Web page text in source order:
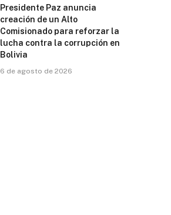
Presidente Paz anuncia
creación de un Alto
Comisionado para reforzar la
lucha contra la corrupción en
Bolivia
6 de agosto de 2026